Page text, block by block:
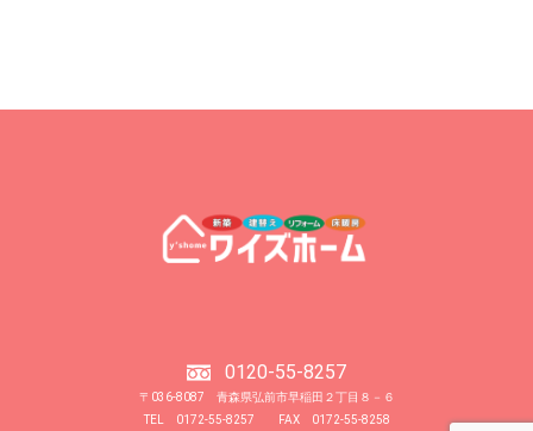
0120-55-8257
〒036-8087 青森県弘前市早稲田２丁目８－６
TEL 0172-55-8257 FAX 0172-55-8258